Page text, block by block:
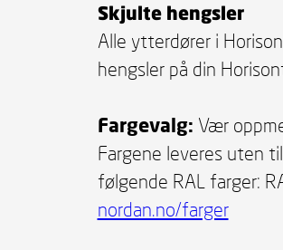
Skjulte hengsler
Alle ytterdører i
hengsler på din
Fargevalg: Vær
Fargene leveres uten
følgende RAL farger:
nordan.no/farger